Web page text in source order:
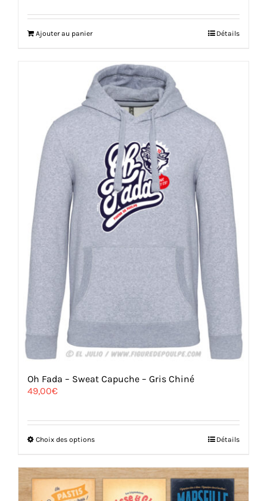
Ajouter au panier Détails
Oh Fada – Sweat Capuche – Gris Chiné
49,00€
Choix des optionsCe
plusieurs
variations.
Détails